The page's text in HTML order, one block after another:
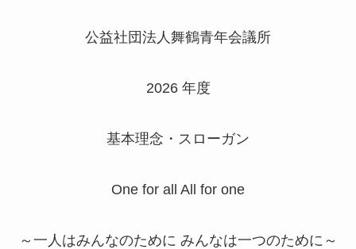
公益社団法人舞鶴青年会議所
2026 年度
基本理念・スローガン
One for all All for one
～一人はみんなのために みんなは一つのために～